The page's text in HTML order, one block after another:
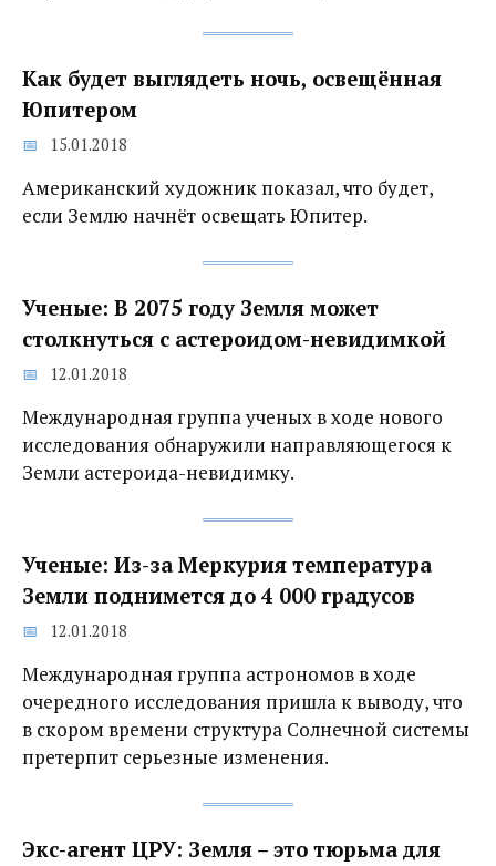
Как будет выглядеть ночь, освещённая
Юпитером
15.01.2018
Американский художник показал, что будет,
если Землю начнёт освещать Юпитер.
Ученые: В 2075 году Земля может
столкнуться с астероидом-невидимкой‍
12.01.2018
Международная группа ученых в ходе нового
исследования обнаружили направляющегося к
Земли астероида-невидимку.
Ученые: Из-за Меркурия температура
Земли поднимется до 4 000 градусов
12.01.2018
Международная группа астрономов в ходе
очередного исследования пришла к выводу, что
в скором времени структура Солнечной системы
претерпит серьезные изменения.
Экс-агент ЦРУ: Земля – это тюрьма для